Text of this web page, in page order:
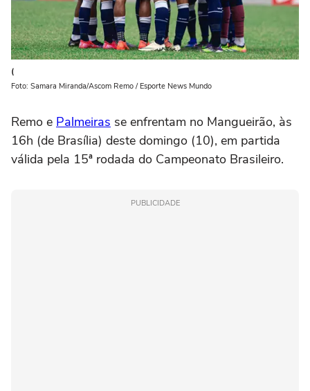
(
Foto: Samara Miranda/Ascom Remo / Esporte News Mundo
Remo e Palmeiras se enfrentam no Mangueirão, às
16h (de Brasília) deste domingo (10), em partida
válida pela 15ª rodada do Campeonato Brasileiro.
PUBLICIDADE